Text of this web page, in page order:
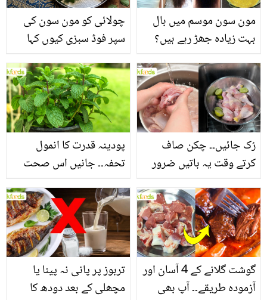
چولائی کو مون سون کی
سپر فوڈ سبزی کیوں کہا
منرلز اور اینٹی آکسیڈنٹس
سے بھرپور اس سبزی کے
فائدے
مون سون موسم میں بال
بہت زیادہ جھڑ رہے ہیں؟
بنانے کے چند قدرتی طریقے
پودینہ قدرت کا انمول
تحفہ۔۔ جانیں اس صحت
انگیز طبی فوائد
رُک جائیں۔۔ چکن صاف
کرتے وقت یہ باتیں ضرور
تربوز پر پانی نہ پینا یا
مچھلی کے بعد دودھ کا
گوشت گلانے کے 4 آسان اور
آزمودہ طریقے۔۔ آپ بھی